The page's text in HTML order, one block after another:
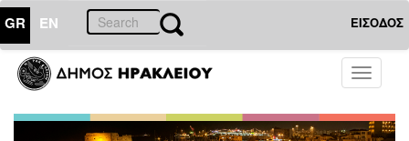
GR EN ΕΙΣΟΔΟΣ
Toggle
ΔΗΜΟΣ
Δελτία
Τύπου